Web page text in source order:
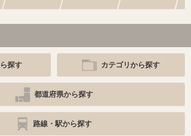
探す カテゴリから探す
都道府県から探す
路線・駅から探す